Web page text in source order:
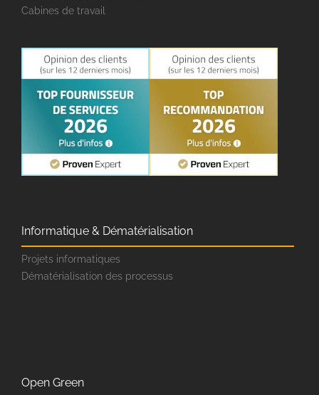
Cabines de travail
Informatique & Dématérialisation
Projets informatiques
Dématérialisation des processus
Open Green